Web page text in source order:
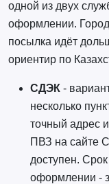
одной из двух
оформлении.
посылка идёт
ориентир по
СДЭК-
несколько
точный адрес
ПВЗ на сайте
доступен.
оформлении -